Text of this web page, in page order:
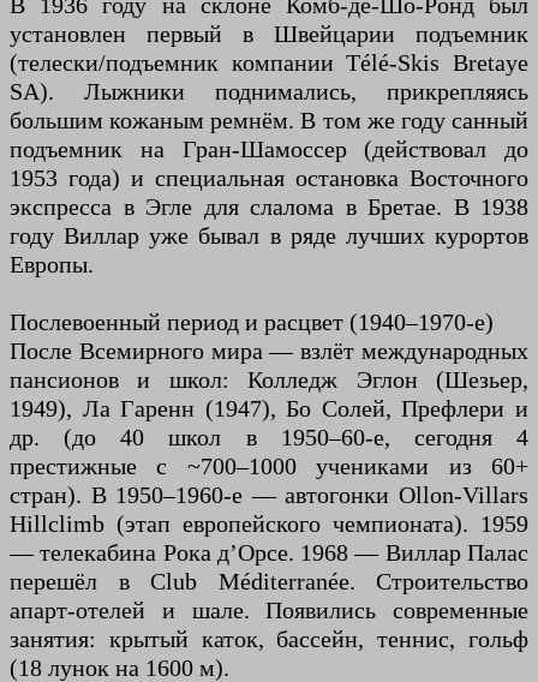
установлен первый в Швейцарии подъемник
(телески/подъемник компании Télé-Skis Bretaye
SA). Лыжники поднимались, прикрепляясь
большим кожаным ремнём. В том же году санный
подъемник на Гран-Шамоссер (действовал до
1953 года) и специальная остановка Восточного
экспресса в Эгле для слалома в Бретае. В 1938
году Виллар уже бывал в ряде лучших курортов
Европы.
Послевоенный период и расцвет (1940–1970-е)
После Всемирного мира — взлёт международных
пансионов и школ: Колледж Эглон (Шезьер,
1949), Ла Гаренн (1947), Бо Солей, Префлери и
др. (до 40 школ в 1950–60-е, сегодня 4
престижные с ~700–1000 учениками из 60+
стран). В 1950–1960-е — автогонки Ollon-Villars
Hillclimb (этап европейского чемпионата). 1959
— телекабина Рока д’Орсе. 1968 — Виллар Палас
перешёл в Club Méditerranée. Строительство
апарт-отелей и шале. Появились современные
занятия: крытый каток, бассейн, теннис, гольф
(18 лунок на 1600 м).